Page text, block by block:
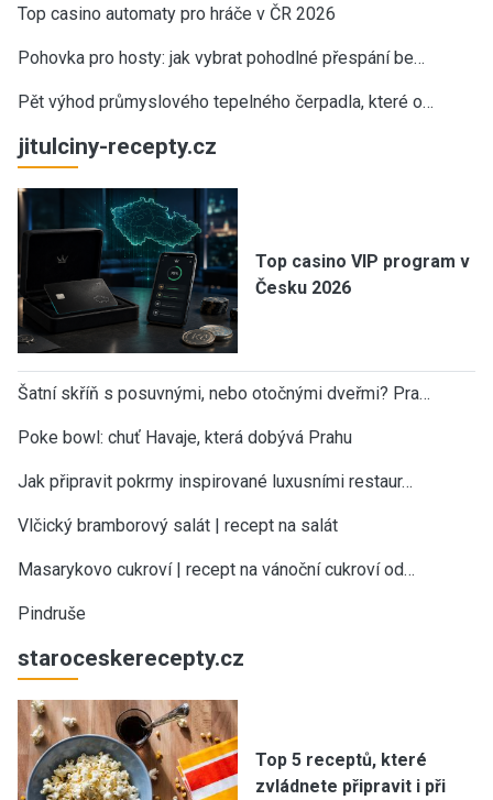
Top casino automaty pro hráče v ČR 2026
Pohovka pro hosty: jak vybrat pohodlné přespání be…
Pět výhod průmyslového tepelného čerpadla, které o…
jitulciny-recepty.cz
Top casino VIP program v
Česku 2026
Šatní skříň s posuvnými, nebo otočnými dveřmi? Pra…
Poke bowl: chuť Havaje, která dobývá Prahu
Jak připravit pokrmy inspirované luxusními restaur…
Vlčický bramborový salát | recept na salát
Masarykovo cukroví | recept na vánoční cukroví od…
Pindruše
staroceskerecepty.cz
Top 5 receptů, které
zvládnete připravit i při